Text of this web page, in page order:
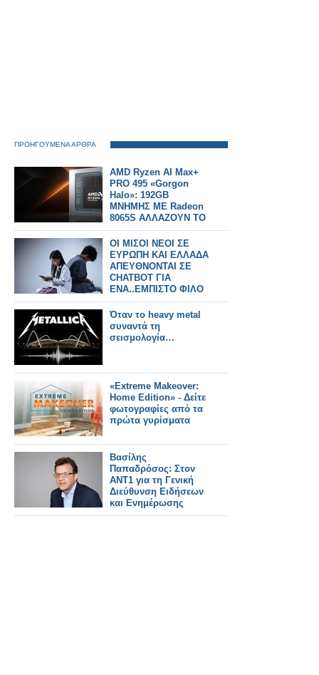
ΠΡΟΗΓΟΥΜΕΝΑ ΑΡΘΡΑ
AMD Ryzen AI Max+
PRO 495 «Gorgon
Halo»: 192GB
ΜΝΗΜΗΣ ΜΕ Radeon
8065S ΑΛΛΑΖΟΥΝ ΤΟ
ΤΟΠΙΟ
ΟΙ ΜΙΣΟΙ ΝΕΟΙ ΣΕ
ΕΥΡΩΠΗ ΚΑΙ ΕΛΛΑΔΑ
ΑΠΕΥΘΝΟΝΤΑΙ ΣΕ
CHATBOT ΓΙΑ
ΕΝΑ..ΕΜΠΙΣΤΟ ΦΙΛΟ
Όταν το heavy metal
συναντά τη
σεισμολογία…
«Extreme Makeover:
Home Edition» - Δείτε
φωτογραφίες από τα
πρώτα γυρίσματα
Βασίλης
Παπαδρόσος: Στον
ΑΝΤ1 για τη Γενική
Διεύθυνση Ειδήσεων
και Ενημέρωσης